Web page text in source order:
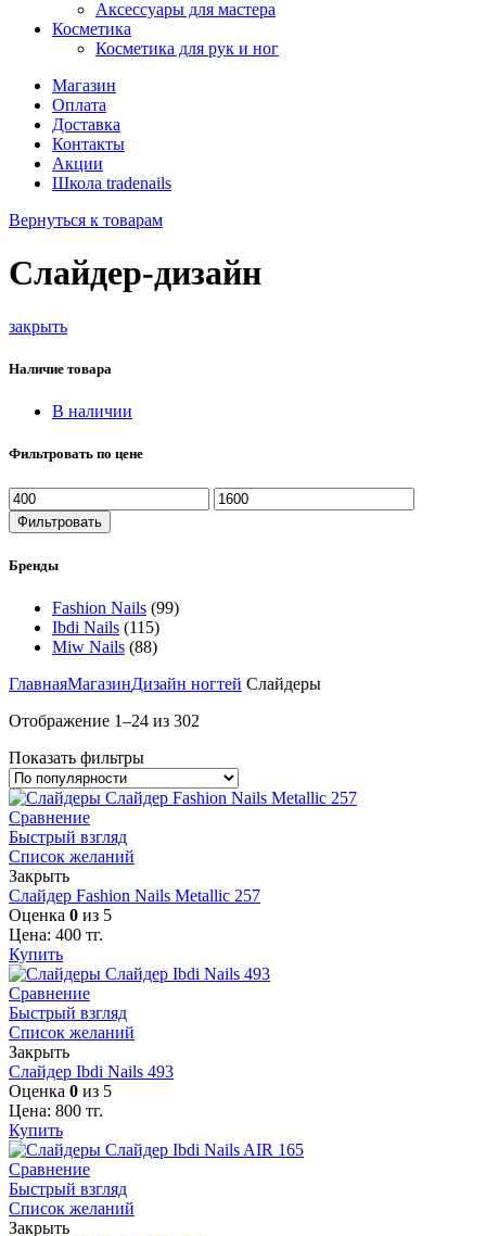
Аксессуары для мастера
Косметика
Косметика для рук и ног
Магазин
Оплата
Доставка
Контакты
Акции
Школа tradenails
Вернуться к товарам
Слайдер-дизайн
закрыть
Наличие товара
В наличии
Фильтровать по цене
Фильтровать
Бренды
Fashion Nails (99)
Ibdi Nails (115)
Miw Nails (88)
ГлавнаяМагазинДизайн ногтей Слайдеры
Отображение 1–24 из 302
Показать фильтры
Сравнение
Быстрый взгляд
Список желаний
Закрыть
Слайдер Fashion Nails Metallic 257
Оценка 0 из 5
Цена: 400 тг.
Купить
Сравнение
Быстрый взгляд
Список желаний
Закрыть
Слайдер Ibdi Nails 493
Оценка 0 из 5
Цена: 800 тг.
Купить
Сравнение
Быстрый взгляд
Список желаний
Закрыть